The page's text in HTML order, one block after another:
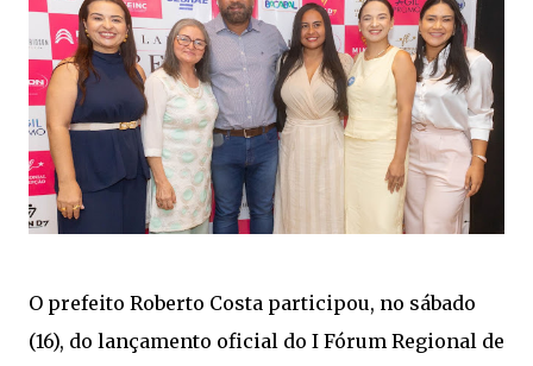
O prefeito Roberto Costa participou, no sábado
(16), do lançamento oficial do I Fórum Regional de